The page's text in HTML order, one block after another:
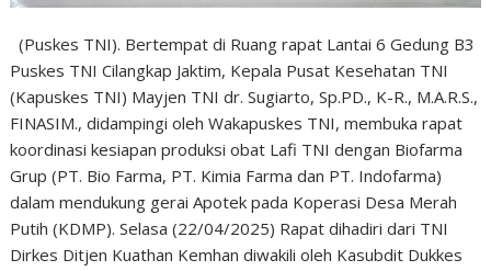
(Puskes TNI). Bertempat di Ruang rapat Lantai 6 Gedung B3
Puskes TNI Cilangkap Jaktim, Kepala Pusat Kesehatan TNI
(Kapuskes TNI) Mayjen TNI dr. Sugiarto, Sp.PD., K-R., M.A.R.S.,
FINASIM., didampingi oleh Wakapuskes TNI, membuka rapat
koordinasi kesiapan produksi obat Lafi TNI dengan Biofarma
Grup (PT. Bio Farma, PT. Kimia Farma dan PT. Indofarma)
dalam mendukung gerai Apotek pada Koperasi Desa Merah
Putih (KDMP). Selasa (22/04/2025) Rapat dihadiri dari TNI
Dirkes Ditjen Kuathan Kemhan diwakili oleh Kasubdit Dukkes